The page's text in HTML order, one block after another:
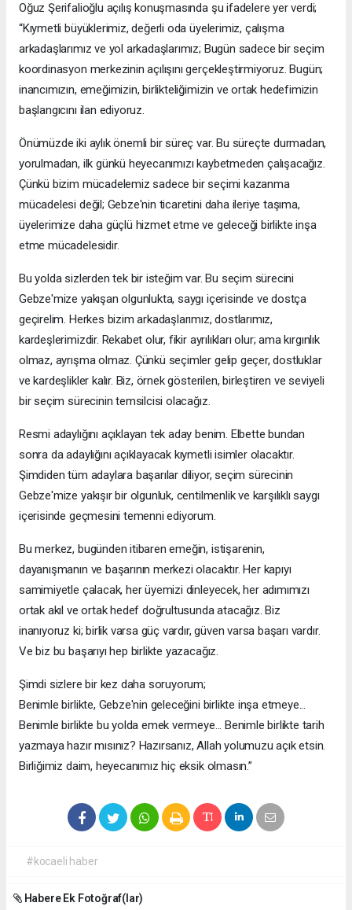
Oğuz Şerifalioğlu açılış konuşmasında şu ifadelere yer verdi;
“Kıymetli büyüklerimiz, değerli oda üyelerimiz, çalışma
arkadaşlarımız ve yol arkadaşlarımız; Bugün sadece bir seçim
koordinasyon merkezinin açılışını gerçekleştirmiyoruz. Bugün;
inancımızın, emeğimizin, birlikteliğimizin ve ortak hedefimizin
başlangıcını ilan ediyoruz.
Önümüzde iki aylık önemli bir süreç var. Bu süreçte durmadan,
yorulmadan, ilk günkü heyecanımızı kaybetmeden çalışacağız.
Çünkü bizim mücadelemiz sadece bir seçimi kazanma
mücadelesi değil; Gebze'nin ticaretini daha ileriye taşıma,
üyelerimize daha güçlü hizmet etme ve geleceği birlikte inşa
etme mücadelesidir.
Bu yolda sizlerden tek bir isteğim var. Bu seçim sürecini
Gebze'mize yakışan olgunlukta, saygı içerisinde ve dostça
geçirelim. Herkes bizim arkadaşlarımız, dostlarımız,
kardeşlerimizdir. Rekabet olur, fikir ayrılıkları olur; ama kırgınlık
olmaz, ayrışma olmaz. Çünkü seçimler gelip geçer, dostluklar
ve kardeşlikler kalır. Biz, örnek gösterilen, birleştiren ve seviyeli
bir seçim sürecinin temsilcisi olacağız.
Resmi adaylığını açıklayan tek aday benim. Elbette bundan
sonra da adaylığını açıklayacak kıymetli isimler olacaktır.
Şimdiden tüm adaylara başarılar diliyor, seçim sürecinin
Gebze'mize yakışır bir olgunluk, centilmenlik ve karşılıklı saygı
içerisinde geçmesini temenni ediyorum.
Bu merkez, bugünden itibaren emeğin, istişarenin,
dayanışmanın ve başarının merkezi olacaktır. Her kapıyı
samimiyetle çalacak, her üyemizi dinleyecek, her adımımızı
ortak akıl ve ortak hedef doğrultusunda atacağız. Biz
inanıyoruz ki; birlik varsa güç vardır, güven varsa başarı vardır.
Ve biz bu başarıyı hep birlikte yazacağız.
Şimdi sizlere bir kez daha soruyorum;
Benimle birlikte, Gebze'nin geleceğini birlikte inşa etmeye...
Benimle birlikte bu yolda emek vermeye... Benimle birlikte tarih
yazmaya hazır mısınız? Hazırsanız, Allah yolumuzu açık etsin.
Birliğimiz daim, heyecanımız hiç eksik olmasın.”
#kocaeli haber
Habere Ek Fotoğraf(lar)